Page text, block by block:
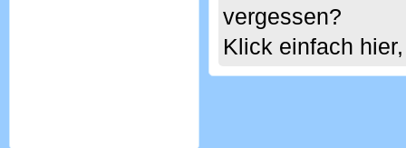
vergessen?
Klick einfach